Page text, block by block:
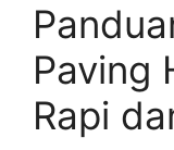
Paving
Rapi